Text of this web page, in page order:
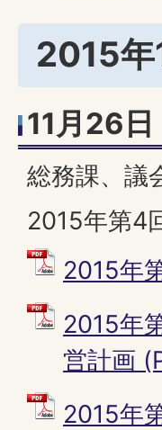
2015年
11月26日
総務課、議
2015年第4
2015年
2015年
営計画
2015年